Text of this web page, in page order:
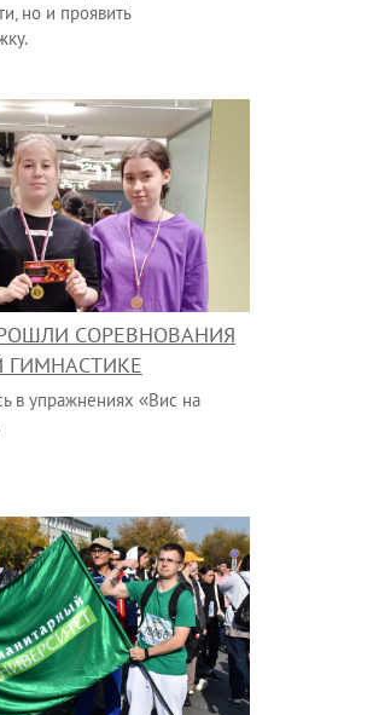
но и проявить
СОРЕВНОВАНИЯ
ГИМНАСТИКЕ
в упражнениях «Вис на